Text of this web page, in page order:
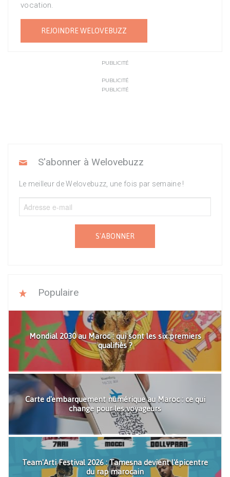
vocation.
REJOINDRE WELOVEBUZZ
PUBLICITÉ
PUBLICITÉ
PUBLICITÉ
S'abonner à Welovebuzz
Le meilleur de Welovebuzz, une fois par semaine !
S'ABONNER
Populaire
Mondial 2030 au Maroc : qui sont les six premiers
qualifiés ?
Carte d'embarquement numérique au Maroc : ce qui
change pour les voyageurs
Team'Arti Festival 2026 : Tamesna devient l'épicentre
du rap marocain